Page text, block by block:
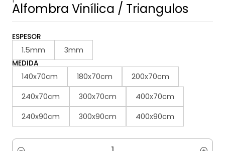
Alfombra Vinílica / Triangulos
ESPESOR
1.5mm 3mm
MEDIDA
140x70cm 180x70cm
200x70cm
240x70cm
300x70cm
400x70cm
240x90cm
300x90cm 400x90cm